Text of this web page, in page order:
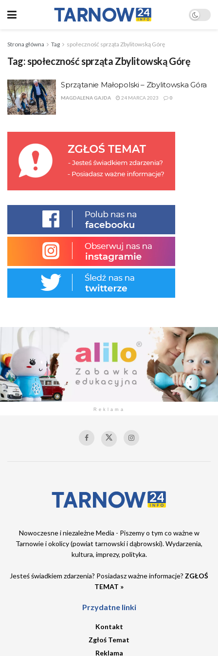
Strona główna Tag społeczność sprząta Zbylitowską Górę
Tag:społeczność sprząta Zbylitowską Górę
Sprzątanie Małopolski – Zbylitowska Góra
MAGDALENA GAJDA 24 MARCA 2023 0
Reklama
Nowoczesne i niezależne Media - Piszemy o tym co ważne w
Tarnowie i okolicy (powiat tarnowski i dąbrowski). Wydarzenia,
kultura, imprezy, polityka.
Jesteś świadkiem zdarzenia? Posiadasz ważne informacje? ZGŁOŚ
TEMAT »
Przydatne linki
Kontakt
Zgłoś Temat
Reklama